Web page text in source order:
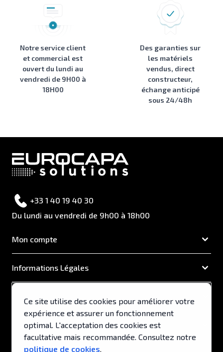
Notre service client
et commercial est
ouvert du lundi au
vendredi de 9H00 à
18H00
Des garanties sur
les matériels
vendus, direct
constructeur,
échange anticipé
sous 24/48h
+33 1 40 19 40 30
Du lundi au vendredi de 9h00 à 18h00
Mon compte
Informations Légales
Support & Services
Ce site utilise des cookies pour améliorer votre
expérience et assurer un fonctionnement
optimal. L'acceptation des cookies est
facultative mais recommandée. Consultez notre
politique de cookies.